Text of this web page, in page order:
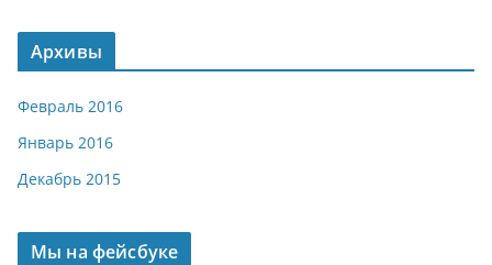
Архивы
Февраль 2016
Январь 2016
Декабрь 2015
Мы на фейсбуке